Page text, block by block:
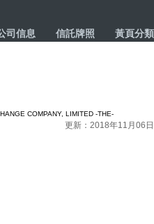
司信息 信託牌照 黃頁分類
COMPANY, LIMITED -THE-
更新：2018年11月06日